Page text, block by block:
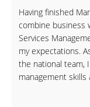
Having finished
combine business
Services
my expectations.
the national team,
management